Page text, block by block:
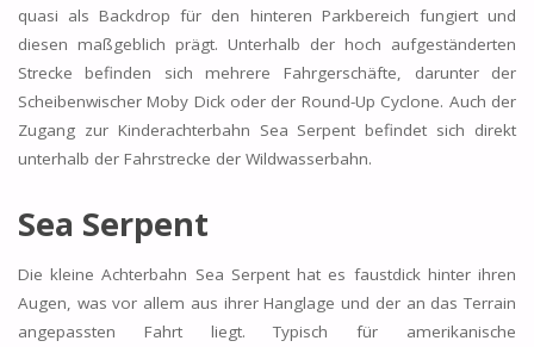
quasi als Backdrop für den hinteren Parkbereich fungiert und
diesen maßgeblich prägt. Unterhalb der hoch aufgeständerten
Strecke befinden sich mehrere Fahrgerschäfte, darunter der
Scheibenwischer Moby Dick oder der Round-Up Cyclone. Auch der
Zugang zur Kinderachterbahn Sea Serpent befindet sich direkt
unterhalb der Fahrstrecke der Wildwasserbahn.
Sea Serpent
Die kleine Achterbahn Sea Serpent hat es faustdick hinter ihren
Augen, was vor allem aus ihrer Hanglage und der an das Terrain
angepassten Fahrt liegt. Typisch für amerikanische